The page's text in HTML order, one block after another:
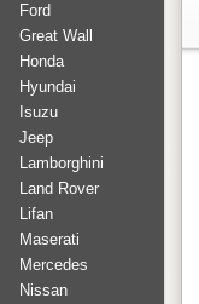
Ford
Great Wall
Honda
Hyundai
Isuzu
Jeep
Lamborghini
Land Rover
Lifan
Maserati
Mercedes
Nissan